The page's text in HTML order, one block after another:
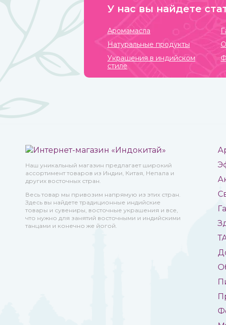
У нас вы найдете
Аромамасла
Натуральные продукты
Украшения в индийском
стиле
Наш уникальный магазин предлагает широкий
ассортимент товаров из Индии, Китая, Непала и
других восточных стран.
Весь товар мы привозим напрямую из этих стран.
Здесь вы найдете традиционные индийские
товары и сувениры, восточные украшения и все,
что нужно для занятий восточными и индийскими
танцами и конечно же йогой.